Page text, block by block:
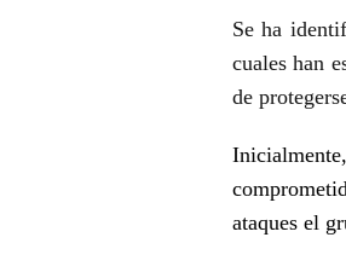
Se ha
cuales han
de
ataques el